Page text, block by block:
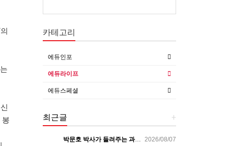
봉
카테고리
에듀인포
에듀라이프
에듀스페셜
+
최근글
2026/08/07
박문호 박사가 들려주는 과학사 속 결정적 순간들! 직관을 뛰어넘는 과학적 통찰 : 생각하는 청소년을 위한 과학 시리즈 1부(feat.박문호 박사)